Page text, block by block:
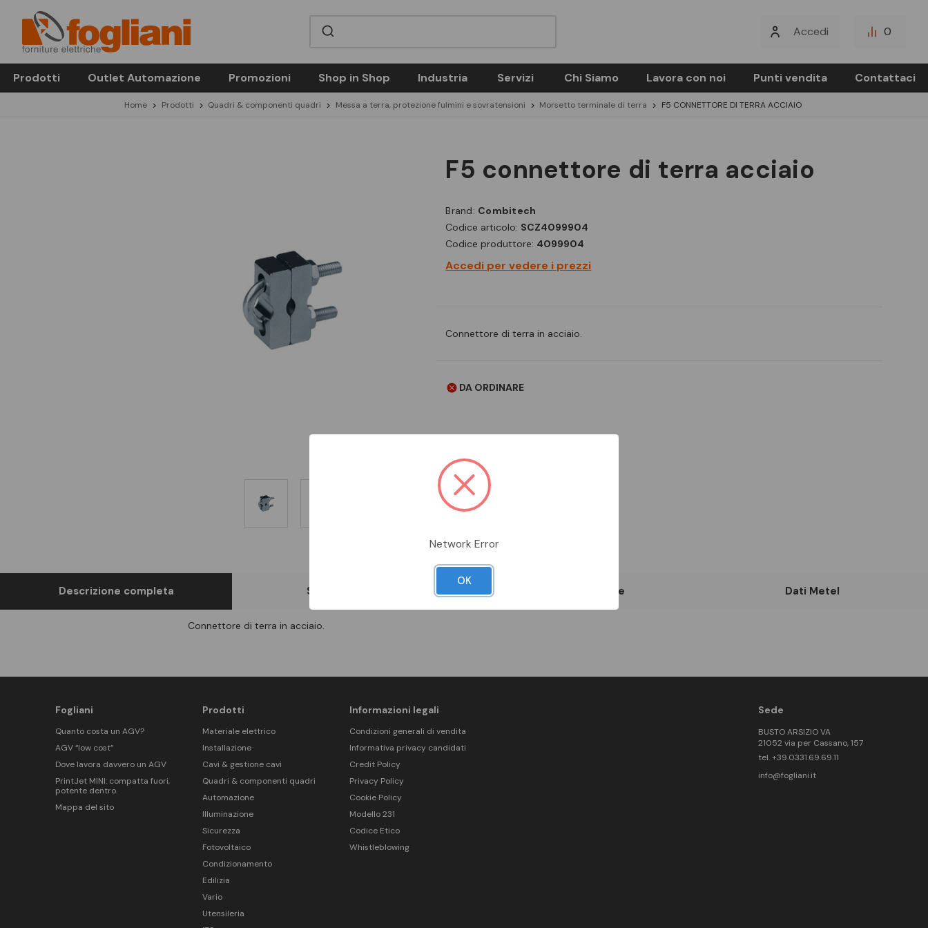
Accedi 0
Prodotti Outlet Automazione Promozioni Shop in Shop Industria Servizi Chi Siamo Lavora con noi Punti vendita Contattaci
Home Prodotti Quadri & componenti quadri Messa a terra, protezione fulmini e sovratensioni Morsetto terminale di terra F5 CONNETTORE DI TERRA ACCIAIO
f5 connettore di terra acciaio
Brand: Combitech
Codice articolo: SCZ4099904
Codice produttore: 4099904
Accedi per vedere i prezzi
Connettore di terra in acciaio.
DA ORDINARE
Aggiungi alla comparazione
Descrizione completa Scheda Tecnica Documentazione Dati Metel
Connettore di terra in acciaio.
Fogliani
Quanto costa un AGV?
AGV “low cost”
Dove lavora davvero un AGV
PrintJet MINI: compatta fuori,
potente dentro.
Mappa del sito
Prodotti
Materiale elettrico
Installazione
Cavi & gestione cavi
Quadri & componenti quadri
Automazione
Illuminazione
Sicurezza
Fotovoltaico
Condizionamento
Edilizia
Vario
Utensileria
Informazioni legali
Condizioni generali di vendita
Informativa privacy candidati
Credit Policy
Privacy Policy
Cookie Policy
Modello 231
Codice Etico
Whistleblowing
Sede
BUSTO ARSIZIO VA
21052 via per Cassano, 157
tel. +39.0331.69.69.11
info@fogliani.it
Network Error
OK